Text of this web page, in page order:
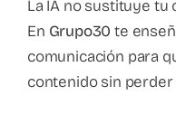
La IA no sustituye tu
En Grupo30 te
comunicación para
contenido sin perder